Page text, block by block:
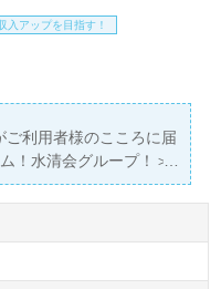
入アップを目指す！
ご利用者様のこころに届
！水清会グループ！＞
円～229,500円】＊
人＊『福田公園前』徒
）『特別養護老人ホー